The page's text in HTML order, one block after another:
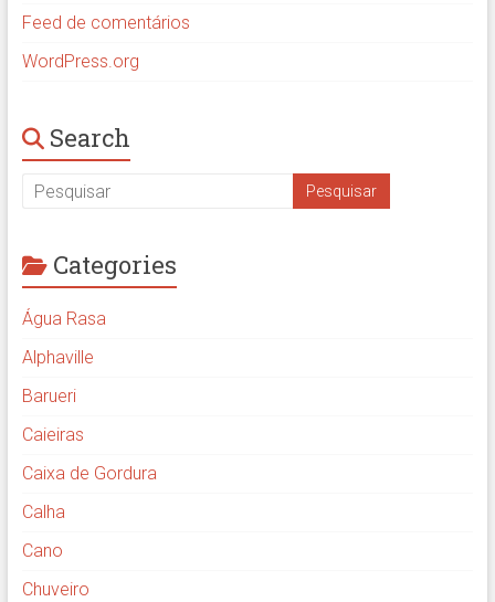
Feed de comentários
WordPress.org
Search
Categories
Água Rasa
Alphaville
Barueri
Caieiras
Caixa de Gordura
Calha
Cano
Chuveiro